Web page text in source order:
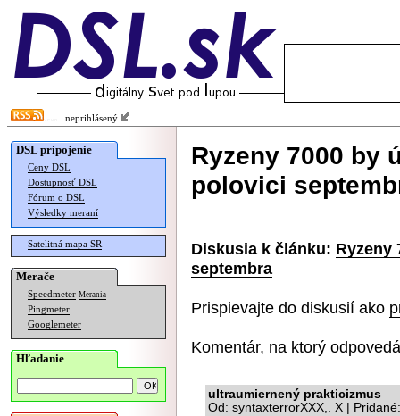
neprihlásený
DSL pripojenie
Ceny DSL
Dostupnosť DSL
Fórum o DSL
Výsledky meraní
Satelitná mapa SR
Merače
Speedmeter Merania
Pingmeter
Googlemeter
Hľadanie
Ryzeny 7000 by
polovici
Diskusia k článku: Ryzeny
septembra
Prispievajte do diskusií ako
Komentár, na ktorý
ultraumiernený prakticizmus
Od: syntaxterrorXXX,. X |